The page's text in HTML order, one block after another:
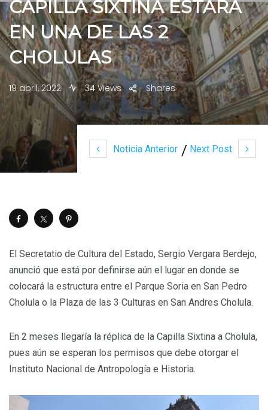
Noticia Anterior Next Post
CAPILLA SIXTINA ESTARÁ
EN UNA DE LAS 2
CHOLULAS
19 abril, 2022 34 Views Shares
El Secretatio de Cultura del Estado, Sergio Vergara Berdejo,
anunció que está por definirse aún el lugar en donde se
colocará la estructura entre el Parque Soria en San Pedro
Cholula o la Plaza de las 3 Culturas en San Andres Cholula.
En 2 meses llegaría la réplica de la Capilla Sixtina a Cholula,
pues aún se esperan los permisos que debe otorgar el
Instituto Nacional de Antropología e Historia.